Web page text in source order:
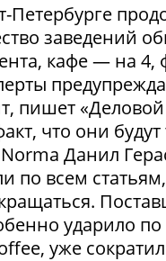
Петербурге
заведений
кафе — на 4,
пишет
что они
Данил
по всем
ударило
уже